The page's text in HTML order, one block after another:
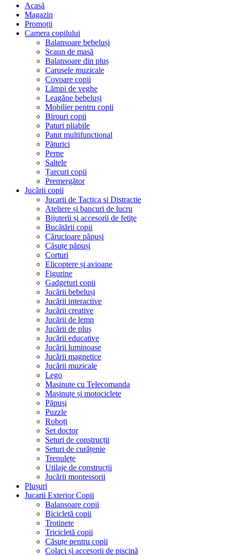
Acasă
Magazin
Promoții
Camera copilului
Balansoare bebeluși
Scaun de masă
Balansoare din pluș
Carusele muzicale
Covoare copii
Lămpi de veghe
Leagăne bebeluși
Mobilier pentru copii
Birouri copii
Paturi pliabile
Patut multifunctional
Păturici
Perne
Saltele
Țarcuri copii
Premergător
Jucării copii
Jucarii de Tactica si Distractie
Ateliere și bancuri de lucru
Bijuterii și accesorii de fetițe
Bucătării copii
Cărucioare păpuși
Căsuțe păpuși
Corturi
Elicoptere și avioane
Figurine
Gadgeturi copii
Jucării bebeluși
Jucării interactive
Jucării creative
Jucării de lemn
Jucării de pluș
Jucării educative
Jucării luminoase
Jucării magnetice
Jucării muzicale
Lego
Masinute cu Telecomanda
Mașinuțe și motociclete
Păpuși
Puzzle
Roboți
Set doctor
Seturi de construcții
Seturi de curățenie
Trenulețe
Utilaje de construcții
Jucării montessorii
Plușuri
Jucarii Exterior Copii
Balansoare copii
Bicicletă copii
Trotinete
Tricicletă copii
Căsuțe pentru copii
Colaci și accesorii de piscină